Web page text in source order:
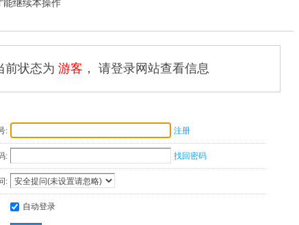
能继续本操作
前状态为 游客 ， 请登录网站查看信息
: 注册
: 找回密码
:
自动登录